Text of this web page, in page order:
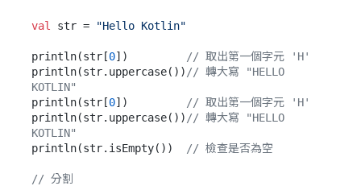
val str = "Hello Kotlin"
println(str[0])
// 取出第一個字元 'H'
println(str.uppercase()) // 轉大寫 "HELLO
KOTLIN"
println(str[0])
// 取出第一個字元 'H'
println(str.uppercase()) // 轉大寫 "HELLO
KOTLIN"
println(str.isEmpty())
// 檢查是否為空
// 分割